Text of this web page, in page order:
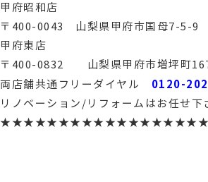
甲府昭和店
〒400-0043 山梨県甲府市国母7-5-9
甲府東店
〒400-0832 山梨県甲府市増坪町
両店舗共通フリーダイヤル 0120-
リノベーション/リフォームはお任せ下